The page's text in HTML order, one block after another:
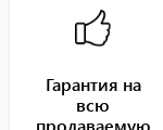
Гарантия на
всю
продаваемую